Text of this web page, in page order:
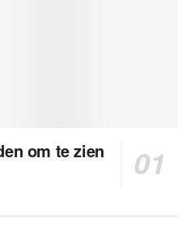
om te zien